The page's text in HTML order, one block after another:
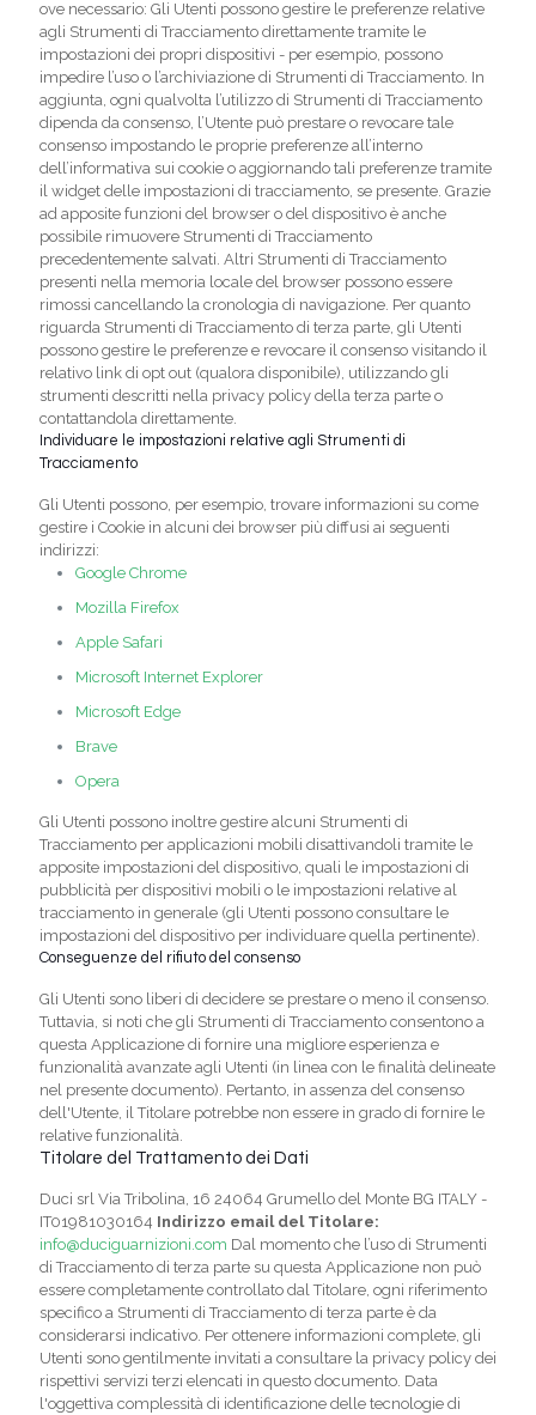
ove necessario: Gli Utenti possono gestire le preferenze relative
agli Strumenti di Tracciamento direttamente tramite le
impostazioni dei propri dispositivi - per esempio, possono
impedire l’uso o l’archiviazione di Strumenti di Tracciamento. In
aggiunta, ogni qualvolta l’utilizzo di Strumenti di Tracciamento
dipenda da consenso, l’Utente può prestare o revocare tale
consenso impostando le proprie preferenze all’interno
dell’informativa sui cookie o aggiornando tali preferenze tramite
il widget delle impostazioni di tracciamento, se presente. Grazie
ad apposite funzioni del browser o del dispositivo è anche
possibile rimuovere Strumenti di Tracciamento
precedentemente salvati. Altri Strumenti di Tracciamento
presenti nella memoria locale del browser possono essere
rimossi cancellando la cronologia di navigazione. Per quanto
riguarda Strumenti di Tracciamento di terza parte, gli Utenti
possono gestire le preferenze e revocare il consenso visitando il
relativo link di opt out (qualora disponibile), utilizzando gli
strumenti descritti nella privacy policy della terza parte o
contattandola direttamente.
Individuare le impostazioni relative agli Strumenti di
Tracciamento
Gli Utenti possono, per esempio, trovare informazioni su come
gestire i Cookie in alcuni dei browser più diffusi ai seguenti
indirizzi:
Google Chrome
Mozilla Firefox
Apple Safari
Microsoft Internet Explorer
Microsoft Edge
Brave
Opera
Gli Utenti possono inoltre gestire alcuni Strumenti di
Tracciamento per applicazioni mobili disattivandoli tramite le
apposite impostazioni del dispositivo, quali le impostazioni di
pubblicità per dispositivi mobili o le impostazioni relative al
tracciamento in generale (gli Utenti possono consultare le
impostazioni del dispositivo per individuare quella pertinente).
Conseguenze del rifiuto del consenso
Gli Utenti sono liberi di decidere se prestare o meno il consenso.
Tuttavia, si noti che gli Strumenti di Tracciamento consentono a
questa Applicazione di fornire una migliore esperienza e
funzionalità avanzate agli Utenti (in linea con le finalità delineate
nel presente documento). Pertanto, in assenza del consenso
dell'Utente, il Titolare potrebbe non essere in grado di fornire le
relative funzionalità.
Titolare del Trattamento dei Dati
Duci srl Via Tribolina, 16 24064 Grumello del Monte BG ITALY -
IT01981030164 Indirizzo email del Titolare:
info@duciguarnizioni.com Dal momento che l’uso di Strumenti
di Tracciamento di terza parte su questa Applicazione non può
essere completamente controllato dal Titolare, ogni riferimento
specifico a Strumenti di Tracciamento di terza parte è da
considerarsi indicativo. Per ottenere informazioni complete, gli
Utenti sono gentilmente invitati a consultare la privacy policy dei
rispettivi servizi terzi elencati in questo documento. Data
l'oggettiva complessità di identificazione delle tecnologie di